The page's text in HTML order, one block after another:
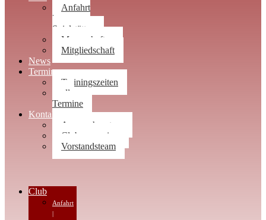
Anfahrt
|
Spielstätten
Mannschaften
Mitgliedschaft
News
Termine
Trainingszeiten
alle
Termine
Kontakt
Ansprechpartner
Clubwegweiser
Vorstandsteam
Club
Anfahrt
|